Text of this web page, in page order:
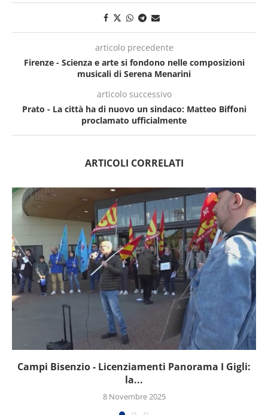
articolo precedente
Firenze - Scienza e arte si fondono nelle composizioni
musicali di Serena Menarini
articolo successivo
Prato - La città ha di nuovo un sindaco: Matteo Biffoni
proclamato ufficialmente
ARTICOLI CORRELATI
Campi Bisenzio - Licenziamenti Panorama I Gigli:
la...
8 Novembre 2025